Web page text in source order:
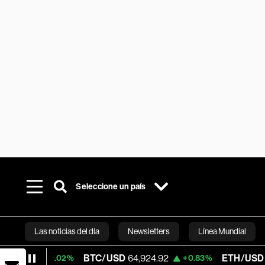
Seleccione un país
Las noticias del día Newsletters Línea Mundial
Bloomberg
BTC/USD 64,924.92 +0.83% ETH/USD 1,917.345